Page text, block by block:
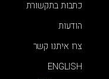
כתבות בתקשורת
הודעות
צרו איתנו קשר
ENGLISH